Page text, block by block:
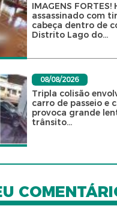
IMAGENS FORTES!
assassinado com
cabeça dentro de
Distrito Lago do...
08/08/2026
Tripla colisão
carro de passeio e
provoca grande
trânsito...